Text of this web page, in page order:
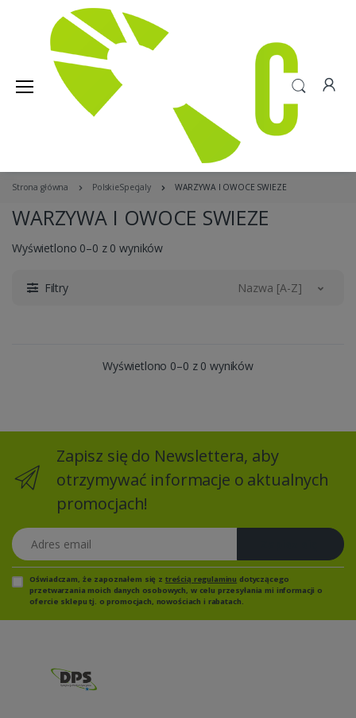
Strona główna PolskieSpecjaly WARZYWA I OWOCE SWIEZE
WARZYWA I OWOCE SWIEZE
Wyświetlono 0–0 z 0 wyników
Filtry Nazwa [A-Z]
Wyświetlono 0–0 z 0 wyników
Zapisz się do Newslettera, aby
otrzymywać informacje o aktualnych
promocjach!
Adres email
Oświadczam, że zapoznałem się z treścią regulaminu dotyczącego
przetwarzania moich danych osobowych, w celu przesyłania mi informacji o
ofercie sklepu tj. o promocjach, nowościach i rabatach.